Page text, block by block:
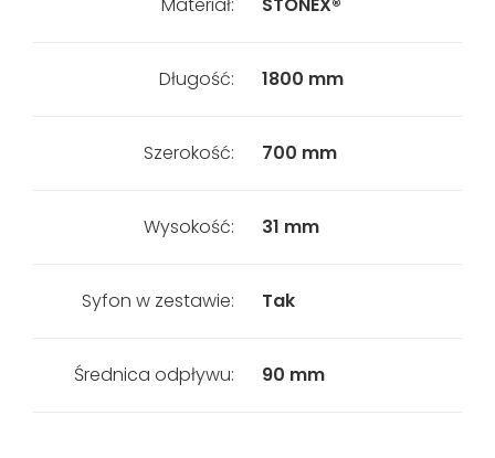
Długość: 1800 mm
Szerokość: 700 mm
Wysokość: 31 mm
Syfon w zestawie: Tak
Średnica odpływu: 90 mm